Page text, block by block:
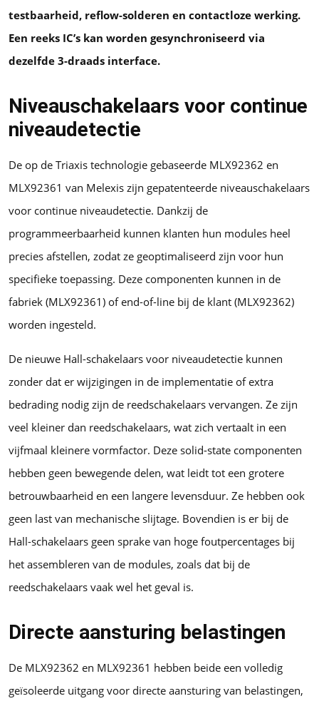
testbaarheid, reflow-solderen en contactloze werking.
Een reeks IC’s kan worden gesynchroniseerd via
dezelfde 3-draads interface.
Niveauschakelaars voor continue
niveaudetectie
De op de Triaxis technologie gebaseerde MLX92362 en
MLX92361 van Melexis zijn gepatenteerde niveauschakelaars
voor continue niveaudetectie. Dankzij de
programmeerbaarheid kunnen klanten hun modules heel
precies afstellen, zodat ze geoptimaliseerd zijn voor hun
specifieke toepassing. Deze componenten kunnen in de
fabriek (MLX92361) of end-of-line bij de klant (MLX92362)
worden ingesteld.
De nieuwe Hall-schakelaars voor niveaudetectie kunnen
zonder dat er wijzigingen in de implementatie of extra
bedrading nodig zijn de reedschakelaars vervangen. Ze zijn
veel kleiner dan reedschakelaars, wat zich vertaalt in een
vijfmaal kleinere vormfactor. Deze solid-state componenten
hebben geen bewegende delen, wat leidt tot een grotere
betrouwbaarheid en een langere levensduur. Ze hebben ook
geen last van mechanische slijtage. Bovendien is er bij de
Hall-schakelaars geen sprake van hoge foutpercentages bij
het assembleren van de modules, zoals dat bij de
reedschakelaars vaak wel het geval is.
Directe aansturing belastingen
De MLX92362 en MLX92361 hebben beide een volledig
geïsoleerde uitgang voor directe aansturing van belastingen,